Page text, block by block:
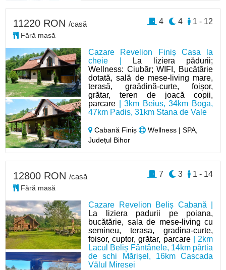
Cazare Revelion Finiș Casa la
cheie |
La liziera pădurii;
Wellness: Ciubăr; WIFI, Bucătărie
dotată, sală de mese-living mare,
terasă, graădină-curte, foișor,
grătar, teren de joacă copii,
parcare | 3km Beius, 34km Boga,
47km Padis, 31km Stana de Vale
Cabană Finiș
Wellness | SPA,
Județul Bihor
11220 RON /casă
Fără masă
1 - 12
4
4
Cazare Revelion Beliș Cabană |
La liziera padurii pe poiana,
bucătărie, sala de mese-living cu
semineu, terasa, gradina-curte,
foisor, cuptor, grătar, parcare| 2km
Lacul Beliș Fântânele, 14km pârtia
de schi Mărișel, 16km Cascada
Vălul Miresei
12800 RON /casă
Fără masă
1 - 14
3
7